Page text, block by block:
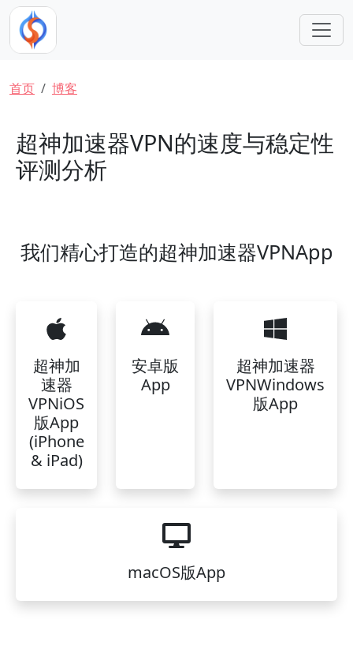
跳转到主要内容
面包屑
首页 博客
超神加速器VPN的速度与稳定性
评测分析
我们精心打造的超神加速器VPNApp
超神加
速器
VPNiOS
版App
(iPhone
& iPad)
安卓版
App
超神加速器
VPNWindows
版App
macOS版App